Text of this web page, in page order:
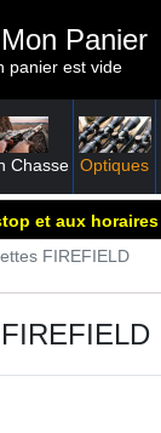
Mon Panier
panier est vide
Chasse Optiques
et aux
FIREFIELD